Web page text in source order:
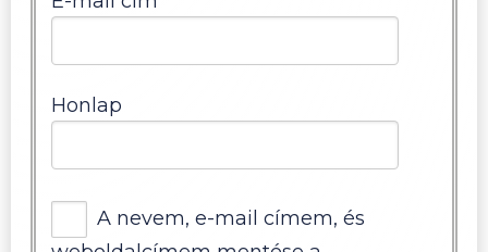
Honlap
A nevem, e-mail címem, és